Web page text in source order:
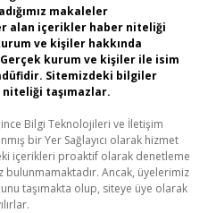
makaleler
alan içerikler haber niteliği
ve kişiler hakkında
kurum ve kişiler ile isim
Sitemizdeki bilgiler
taşımazlar.
Bilgi Teknolojileri ve İletişim
bir Yer Sağlayıcı olarak hizmet
içerikleri proaktif olarak denetleme
bulunmamaktadır. Ancak, üyelerimiz
taşımakta olup, siteye üye olarak